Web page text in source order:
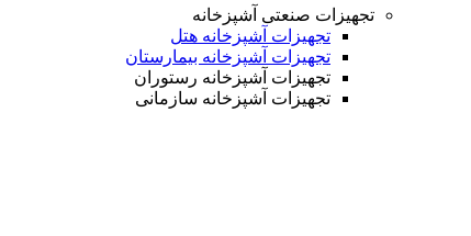
تجهیزات صنعتی آشپزخانه
تجهیزات آشپزخانه هتل
تجهیزات آشپزخانه بیمارستان
تجهیزات آشپزخانه رستوران
تجهیزات آشپزخانه سازمانی